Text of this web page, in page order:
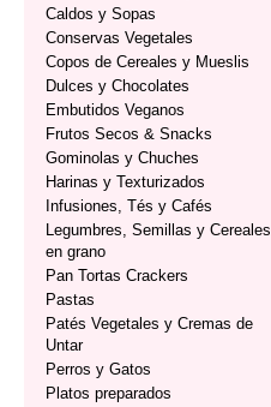
Caldos y Sopas
Conservas Vegetales
Copos de Cereales y Mueslis
Dulces y Chocolates
Embutidos Veganos
Frutos Secos & Snacks
Gominolas y Chuches
Harinas y Texturizados
Infusiones, Tés y Cafés
Legumbres, Semillas y Cereales
en grano
Pan Tortas Crackers
Pastas
Patés Vegetales y Cremas de
Untar
Perros y Gatos
Platos preparados